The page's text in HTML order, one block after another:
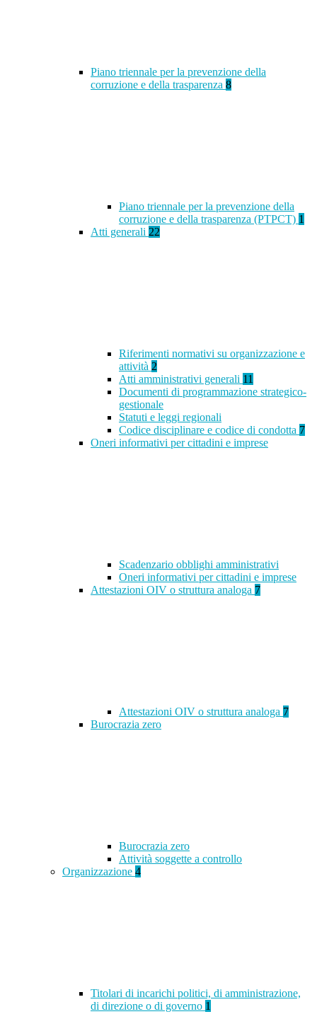
Piano triennale per la prevenzione della
corruzione e della trasparenza 8
Piano triennale per la prevenzione della
corruzione e della trasparenza (PTPCT) 1
Atti generali 22
Riferimenti normativi su organizzazione e
attività 2
Atti amministrativi generali 11
Documenti di programmazione strategico-
gestionale
Statuti e leggi regionali
Codice disciplinare e codice di condotta 7
Oneri informativi per cittadini e imprese
Scadenzario obblighi amministrativi
Oneri informativi per cittadini e imprese
Attestazioni OIV o struttura analoga 7
Attestazioni OIV o struttura analoga 7
Burocrazia zero
Burocrazia zero
Attività soggette a controllo
Organizzazione 4
Titolari di incarichi politici, di amministrazione,
di direzione o di governo 1